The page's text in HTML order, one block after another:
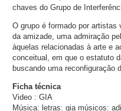
chaves do Grupo de
O grupo é formado por
da amizade, uma admiração
àquelas relacionadas à arte e
conceitual, em que o estatuto
buscando uma reconfiguração
Ficha técnica
Video : GIA
Música: letras: gia músicos: